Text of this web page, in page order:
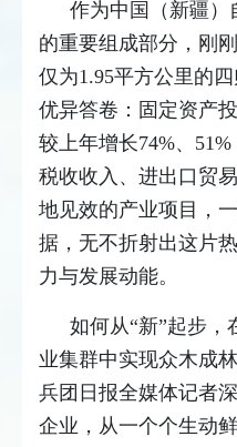
作为中国（新疆）
的重要组成部分，刚
仅为1.95平方公里的
优异答卷：固定资产
较上年增长74%、
税收收入、进出口贸
地见效的产业项目，
据，无不折射出这片
力与发展动能。
如何从“新”起步，
业集群中实现众木成
兵团日报全媒体记者
企业，从一个个生动